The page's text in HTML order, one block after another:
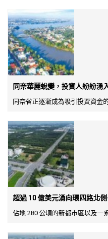
同奈華麗蛻變，投資人紛紛湧
同奈省正逐漸成為吸引投資資金
超過 10 億美元湧向環四路北
佔地 280 公頃的新都市區以及一